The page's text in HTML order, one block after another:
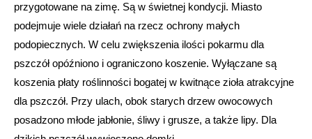
przygotowane na zimę. Są w świetnej kondycji. Miasto
podejmuje wiele działań na rzecz ochrony małych
podopiecznych. W celu zwiększenia ilości pokarmu dla
pszczół opóźniono i ograniczono koszenie. Wyłączane są
koszenia płaty roślinności bogatej w kwitnące zioła atrakcyjne
dla pszczół. Przy ulach, obok starych drzew owocowych
posadzono młode jabłonie, śliwy i grusze, a także lipy. Dla